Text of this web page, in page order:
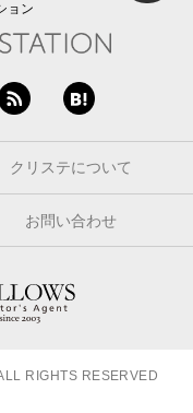
ョン
クリステについて
お問い合わせ
RIGHTS RESERVED